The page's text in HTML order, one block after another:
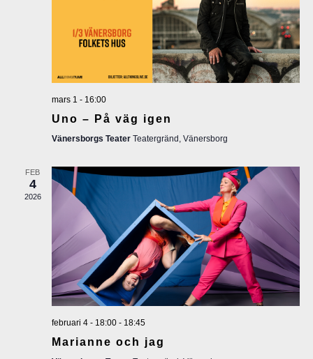
r
c
h
d
V
i
e
w
g
e
r
mars 1 - 16:00
Uno – På väg igen
Vänersborgs Teater Teatergränd, Vänersborg
FEB
4
2026
februari 4 - 18:00- 18:45
Marianne och jag